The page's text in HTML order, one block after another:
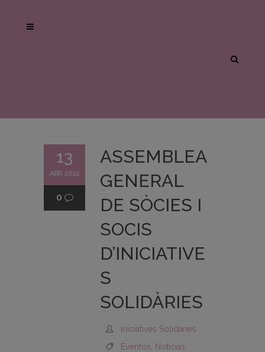
13
ABR 2022
0
ASSEMBLEA
GENERAL
DE SÒCIES I
SOCIS
D’INICIATIVE
S
SOLIDÀRIES
Iniciatives Solidaries
Eventos
Noticias